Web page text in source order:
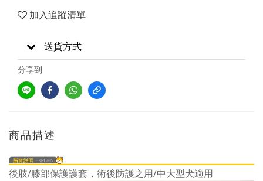
加入追蹤清單
送貨方式
分享到
商品描述
後肢/膝部保護護套，術後防護之用/中大型犬適用